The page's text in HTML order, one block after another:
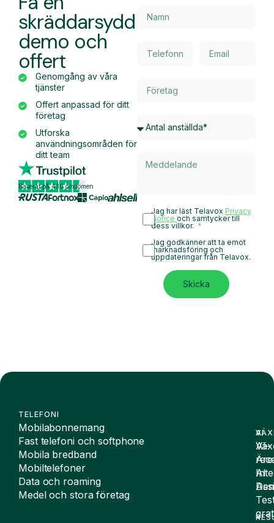
skräddarsydd
demo och
offert
Genomgång av våra
tjänster
Offert anpassad för ditt
företag
Utforska
användningsområden för
ditt team
Baserat på 430 omdömen
Jag har läst Telavox Privacy
Noticeoch samtycker till
dess villkor.
Jag godkänner att ta emot
marknadsföring och
uppdateringar från Telavox.
Skicka
TELEFONI
Mobilabonnemang
Fast telefoni och softphone
Mobila bredband
Mobiltelefoner
Data och roaming
Medel och stora företag
AI
AI-
AI